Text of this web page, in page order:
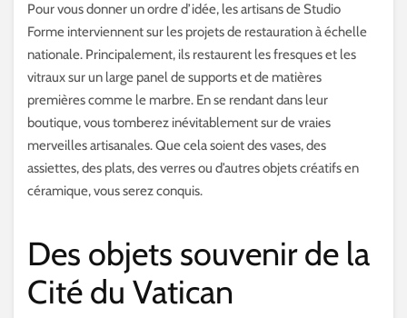
Pour vous donner un ordre d’idée, les artisans de Studio
Forme interviennent sur les projets de restauration à échelle
nationale. Principalement, ils restaurent les fresques et les
vitraux sur un large panel de supports et de matières
premières comme le marbre. En se rendant dans leur
boutique, vous tomberez inévitablement sur de vraies
merveilles artisanales. Que cela soient des vases, des
assiettes, des plats, des verres ou d’autres objets créatifs en
céramique, vous serez conquis.
Des objets souvenir de la
Cité du Vatican